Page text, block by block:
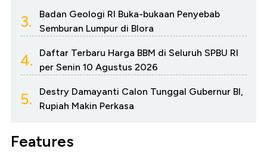
3.
Badan Geologi RI Buka-bukaan Penyebab
Semburan Lumpur di Blora
4.
Daftar Terbaru Harga BBM di Seluruh SPBU RI
per Senin 10 Agustus 2026
5.
Destry Damayanti Calon Tunggal Gubernur BI,
Rupiah Makin Perkasa
Features